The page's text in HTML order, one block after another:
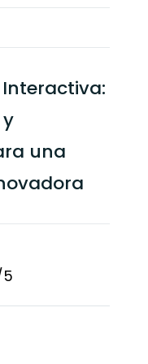
básicas:
(OpenBoard)
tus notas y
Aplicaciones
de Geogebra
una